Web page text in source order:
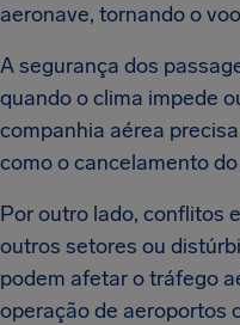
aeronave, tornando o
A segurança dos
quando o clima impede
companhia aérea
como o cancelamento
Por outro lado, conflitos
outros setores ou
podem afetar o tráfego
operação de aeroportos